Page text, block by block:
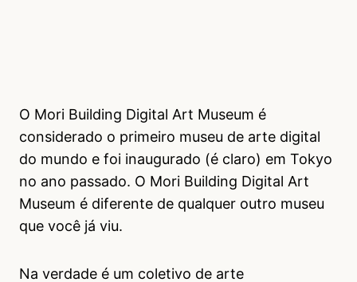
O Mori Building Digital Art Museum é
considerado o primeiro museu de arte digital
do mundo e foi inaugurado (é claro) em Tokyo
no ano passado. O Mori Building Digital Art
Museum é diferente de qualquer outro museu
que você já viu.
Na verdade é um coletivo de arte